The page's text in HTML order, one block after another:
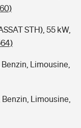
STH), 55 kW,
Limousine,
Limousine,